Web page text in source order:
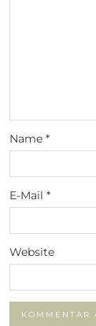
Name *
E-Mail *
Website